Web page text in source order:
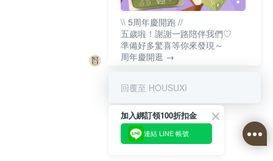
\\ 5周年慶開跑 //
五歲啦！謝謝一路陪伴我們♡
準備好多驚喜等你來發現～
周年慶開逛 →
回覆至 HOUSUXI
加入綁訂領100折扣金
連結 LINE 帳號